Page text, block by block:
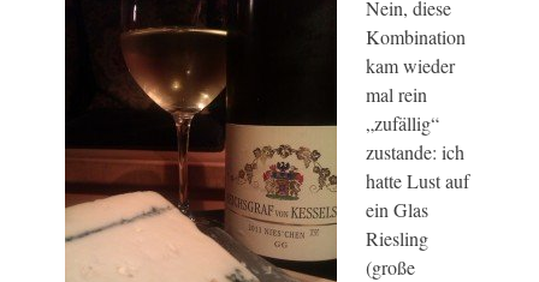
Nein, diese
Kombination
kam wieder
mal rein
„zufällig“
zustande: ich
hatte Lust auf
ein Glas
Riesling
(große